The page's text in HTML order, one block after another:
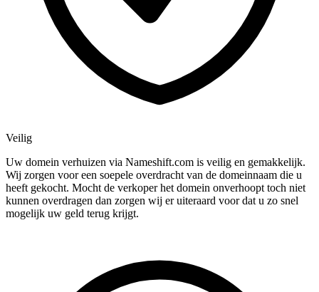
Veilig
Uw domein verhuizen via Nameshift.com is veilig en gemakkelijk.
Wij zorgen voor een soepele overdracht van de domeinnaam die u
heeft gekocht. Mocht de verkoper het domein onverhoopt toch niet
kunnen overdragen dan zorgen wij er uiteraard voor dat u zo snel
mogelijk uw geld terug krijgt.